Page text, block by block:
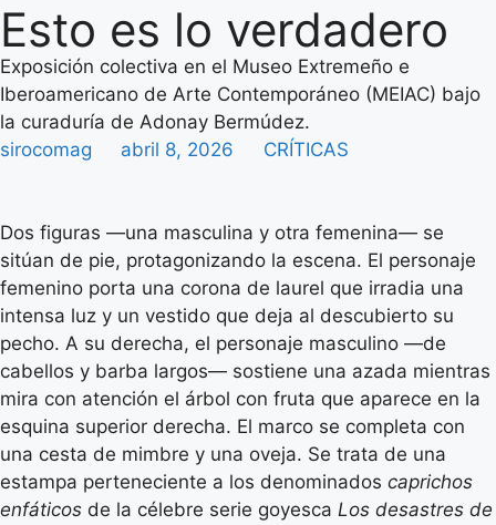
Esto es lo verdadero
Exposición colectiva en el Museo Extremeño e
Iberoamericano de Arte Contemporáneo (MEIAC) bajo
la curaduría de Adonay Bermúdez.
sirocomag
abril 8, 2026 CRÍTICAS
Dos figuras —una masculina y otra femenina— se
sitúan de pie, protagonizando la escena. El personaje
femenino porta una corona de laurel que irradia una
intensa luz y un vestido que deja al descubierto su
pecho. A su derecha, el personaje masculino —de
cabellos y barba largos— sostiene una azada mientras
mira con atención el árbol con fruta que aparece en la
esquina superior derecha. El marco se completa con
una cesta de mimbre y una oveja. Se trata de una
estampa perteneciente a los denominados caprichos
enfáticos de la célebre serie goyesca Los desastres de